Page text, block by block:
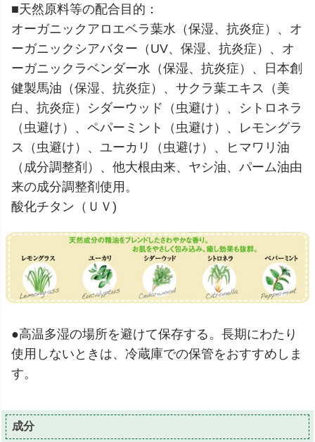
■天然原料等の配合目的：
オーガニックアロエベラ葉水（保湿、抗炎症）、オ
ーガニックシアバター（UV、保湿、抗炎症）、オ
ーガニックラベンダー水（保湿、抗炎症）、日本創
健製馬油（保湿、抗炎症）、サクラ葉エキス（美
白、抗炎症）シダーウッド（虫避け）、シトロネラ
（虫避け）、ペパーミント（虫避け）、レモングラ
ス（虫避け）、ユーカリ（虫避け）、ヒマワリ油
（成分調整剤）、他大根由来、ヤシ油、パーム油由
来の成分調整剤使用。
酸化チタン（ＵＶ)
●高温多湿の場所を避けて保存する。長期にわたり
使用しないときは、冷蔵庫での保管をおすすめしま
す。
成分